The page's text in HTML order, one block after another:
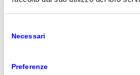
delNecessari
PreferenzePreparati per il futuro